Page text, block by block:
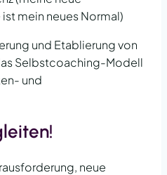
mein neues Normal)
und Etablierung von
Selbstcoaching-Modell
und
neue